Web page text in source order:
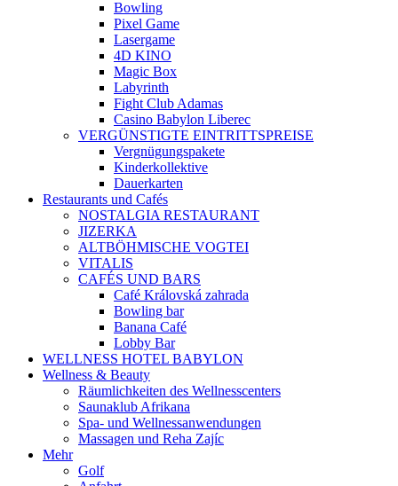
Bowling
Pixel Game
Lasergame
4D KINO
Magic Box
Labyrinth
Fight Club Adamas
Casino Babylon Liberec
VERGÜNSTIGTE EINTRITTSPREISE
Vergnügungspakete
Kinderkollektive
Dauerkarten
Restaurants und Cafés
NOSTALGIA RESTAURANT
JIZERKA
ALTBÖHMISCHE VOGTEI
VITALIS
CAFÉS UND BARS
Café Královská zahrada
Bowling bar
Banana Café
Lobby Bar
WELLNESS HOTEL BABYLON
Wellness & Beauty
Räumlichkeiten des Wellnesscenters
Saunaklub Afrikana
Spa- und Wellnessanwendungen
Massagen und Reha Zajíc
Mehr
Golf